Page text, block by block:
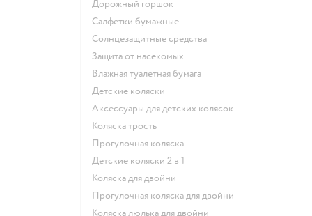
Дорожный горшок
Салфетки бумажные
Солнцезащитные средства
Защита от насекомых
Влажная туалетная бумага
Детские коляски
Аксессуары для детских колясок
Коляска трость
Прогулочная коляска
Детские коляски 2 в 1
Коляска для двойни
Прогулочная коляска для двойни
Коляска люлька для двойни